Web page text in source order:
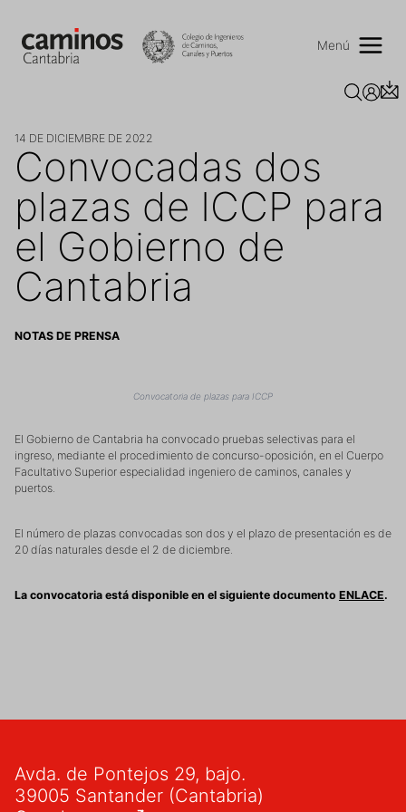
contenido
Menú
14 DE DICIEMBRE DE 2022
Convocadas dos
plazas de ICCP para
el Gobierno de
Cantabria
NOTAS DE PRENSA
Convocatoria de plazas para ICCP
El Gobierno de Cantabria ha convocado pruebas selectivas para el
ingreso, mediante el procedimiento de concurso-oposición, en el Cuerpo
Facultativo Superior especialidad ingeniero de caminos, canales y
puertos.
El número de plazas convocadas son dos y el plazo de presentación es de
20 días naturales desde el 2 de diciembre.
La convocatoria está disponible en el siguiente documento ENLACE.
Avda. de Pontejos 29, bajo.
39005 Santander (Cantabria)